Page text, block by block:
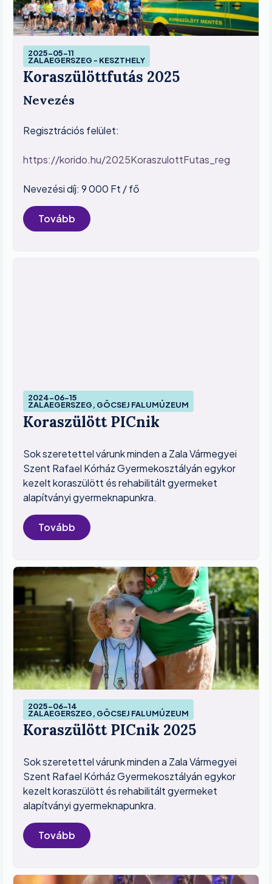
Image
2025-05-11
ZALAEGERSZEG - KESZTHELY
Koraszülöttfutás 2025
Nevezés
Regisztrációs felület:
https://korido.hu/2025KoraszulottFutas_reg
Nevezési díj: 9 000 Ft / fő
Tovább
2024-06-15
ZALAEGERSZEG, GÖCSEJ FALUMÚZEUM
Koraszülött PICnik
Sok szeretettel várunk minden a Zala Vármegyei
Szent Rafael Kórház Gyermekosztályán egykor
kezelt koraszülött és rehabilitált gyermeket
alapítványi gyermeknapunkra.
Tovább
Image
2025-06-14
ZALAEGERSZEG, GÖCSEJ FALUMÚZEUM
Koraszülött PICnik 2025
Sok szeretettel várunk minden a Zala Vármegyei
Szent Rafael Kórház Gyermekosztályán egykor
kezelt koraszülött és rehabilitált gyermeket
alapítványi gyermeknapunkra.
Tovább